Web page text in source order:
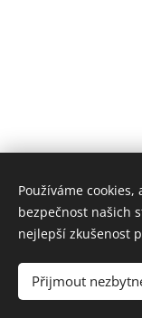
©
Používáme
bezpečnost našich
nejlepší zkušenost
Přijmout